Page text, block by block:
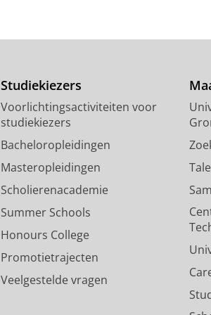
Studiekiezers
Voorlichtingsactiviteiten voor
studiekiezers
Bacheloropleidingen
Masteropleidingen
Scholierenacademie
Summer Schools
Honours College
Promotietrajecten
Veelgestelde vragen